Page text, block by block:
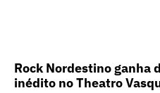
Rock Nordestino ganha
inédito no Theatro